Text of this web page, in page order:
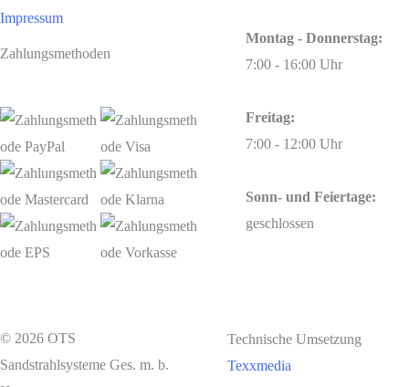
Impressum
Zahlungsmethoden
Montag - Donnerstag:
7:00 - 16:00 Uhr
Freitag:
7:00 - 12:00 Uhr
Sonn- und Feiertage:
geschlossen
© 2026 OTS
Sandstrahlsysteme Ges. m. b.
Technische Umsetzung
Texxmedia